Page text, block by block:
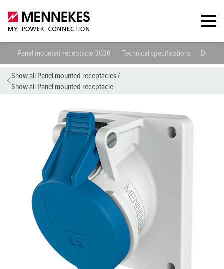
Panel mounted receptacle 3036 Technical specifications
Show all Panel mounted receptacles/
Show all Panel mounted receptacle